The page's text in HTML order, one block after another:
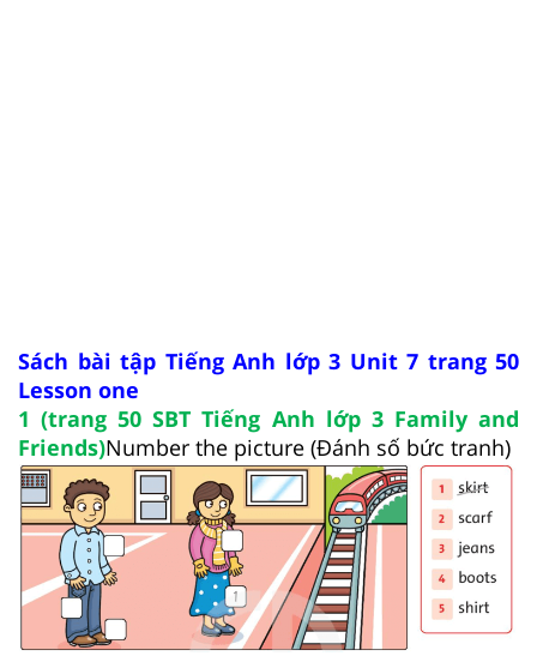
Sách bài tập Tiếng Anh lớp 3 Unit 7 trang 50
Lesson one
1 (trang 50 SBT Tiếng Anh lớp 3 Family and
Friends)Number the picture (Đánh số bức tranh)